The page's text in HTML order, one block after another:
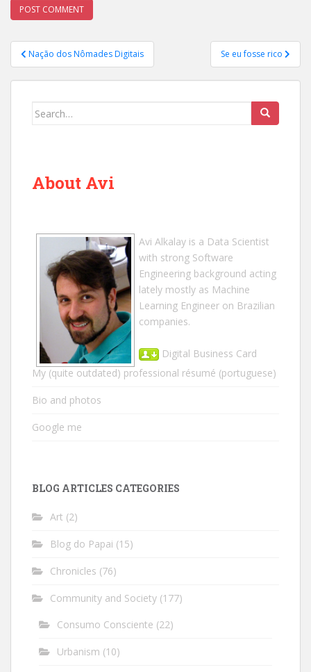
Post
navigation
Nação dos Nômades Digitais Se eu fosse rico
Search
About Avi
Avi Alkalay is a Data Scientist
with strong Software
Engineering background acting
lately mostly as Machine
Learning Engineer on Brazilian
companies.
Digital Business Card
My (quite outdated) professional résumé (portuguese)
Bio and photos
Google me
BLOG ARTICLES CATEGORIES
Art (2)
Blog do Papai (15)
Chronicles (76)
Community and Society (177)
Consumo Consciente (22)
Urbanism (10)